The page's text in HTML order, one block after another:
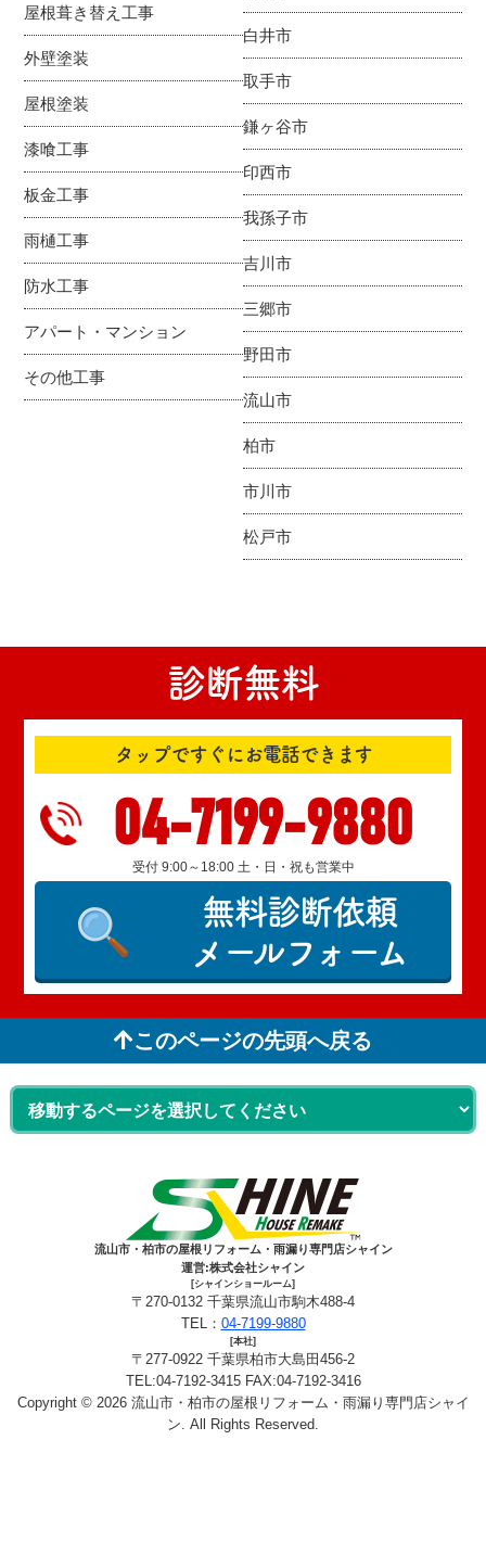
屋根葺き替え工事
外壁塗装
屋根塗装
漆喰工事
板金工事
雨樋工事
防水工事
アパート・マンション
その他工事
白井市
取手市
鎌ヶ谷市
印西市
我孫子市
吉川市
三郷市
野田市
流山市
柏市
市川市
松戸市
診断無料
タップですぐにお電話できます
04-7199-9880
受付 9:00～18:00 土・日・祝も営業中
無料診断依頼
メールフォーム
このページの先頭へ戻る
流山市・柏市の屋根リフォーム・雨漏り専門店シャイン
運営:株式会社シャイン
[シャインショールーム]
〒270-0132 千葉県流山市駒木488-4
TEL： 04-7199-9880
[本社]
〒277-0922 千葉県柏市大島田456-2
TEL:04-7192-3415 FAX:04-7192-3416
Copyright © 2026 流山市・柏市の屋根リフォーム・雨漏り専門店シャイ
ン. All Rights Reserved.